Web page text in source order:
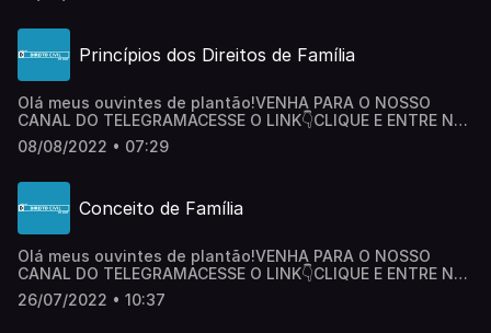
SEGUIR e COMPARTILHAR este maravilhoso Podcast com
seus amigos. Fale comigo pelo
Princípios dos Direitos de Família
Olá meus ouvintes de plantão!VENHA PARA O NOSSO
CANAL DO TELEGRAMACESSE O LINK👇CLIQUE E ENTRE NO
CANALADQUIRA O CURSO DIREITO PENAL DO ZERO E
AUMENTE SUA CHANCE DE APROVAÇÃO!ACESSE O LINK👇
SEGUIR e COMPARTILHAR este maravilhoso Podcast com
seus amigos. Fale comigo pelo
08/08/2022 • 07:29
Conceito de Família
Olá meus ouvintes de plantão!VENHA PARA O NOSSO
CANAL DO TELEGRAMACESSE O LINK👇CLIQUE E ENTRE NO
CANALADQUIRA O CURSO DIREITO PENAL DO ZERO E
AUMENTE SUA CHANCE DE APROVAÇÃO!ACESSE O LINK👇
26/07/2022 • 10:37